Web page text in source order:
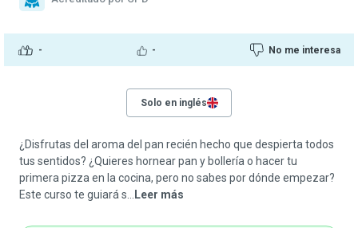
- - No me interesa
Solo en inglés
¿Disfrutas del aroma del pan recién hecho que despierta todos
tus sentidos? ¿Quieres hornear pan y bollería o hacer tu
primera pizza en la cocina, pero no sabes por dónde empezar?
Este curso te guiará s...
Leer más